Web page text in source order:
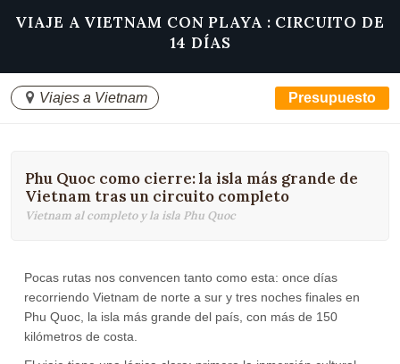
VIAJE A VIETNAM CON PLAYA : CIRCUITO DE
14 DÍAS
Viajes a Vietnam Presupuesto
Phu Quoc como cierre: la isla más grande de
Vietnam tras un circuito completo
Vietnam al completo y la isla Phu Quoc
Pocas rutas nos convencen tanto como esta: once días
recorriendo Vietnam de norte a sur y tres noches finales en
Phu Quoc, la isla más grande del país, con más de 150
kilómetros de costa.